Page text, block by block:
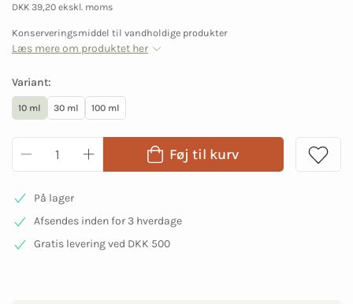
DKK 39,20 ekskl. moms
Konserveringsmiddel til vandholdige produkter
Læs mere om produktet her
Variant:
10 ml 30 ml 100 ml
Føj til kurv
På lager
Afsendes inden for 3 hverdage
Gratis levering ved DKK 500